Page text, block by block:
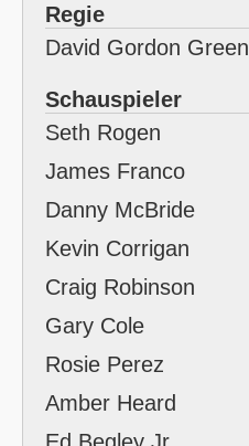
Regie
David Gordon Green
Schauspieler
Seth Rogen
James Franco
Danny McBride
Kevin Corrigan
Craig Robinson
Gary Cole
Rosie Perez
Amber Heard